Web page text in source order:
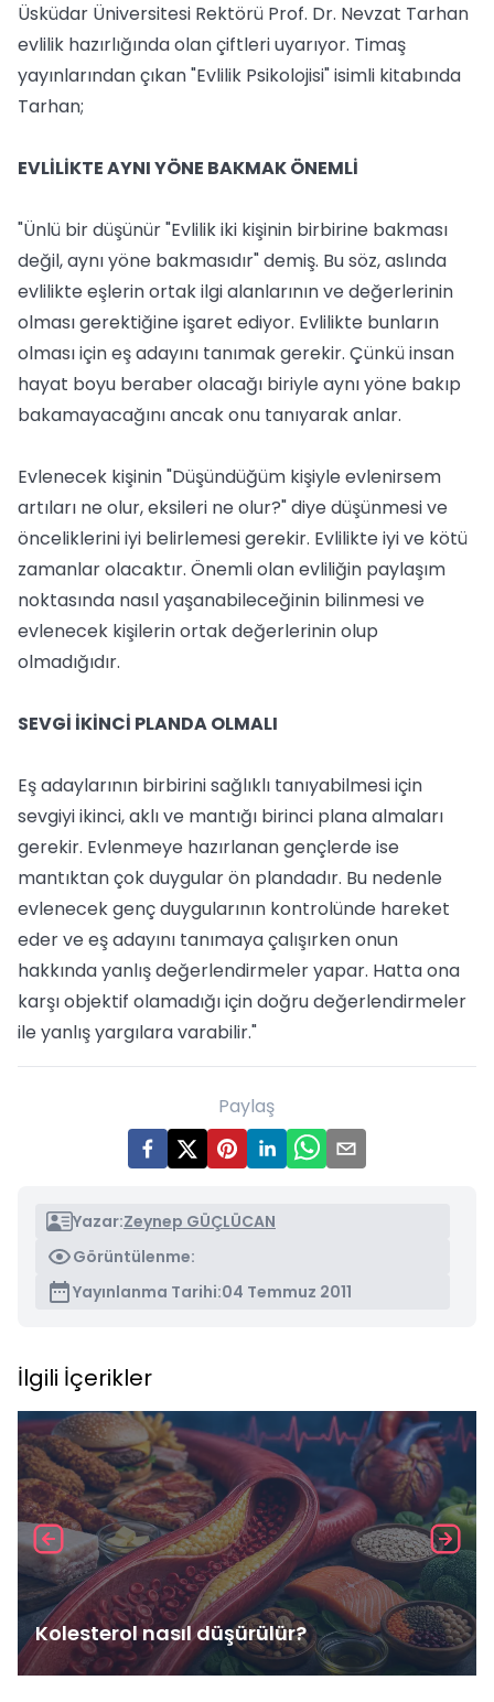
Üsküdar Üniversitesi Rektörü Prof. Dr. Nevzat Tarhan
evlilik hazırlığında olan çiftleri uyarıyor. Timaş
yayınlarından çıkan "Evlilik Psikolojisi" isimli kitabında
Tarhan;
EVLİLİKTE AYNI YÖNE BAKMAK ÖNEMLİ
"Ünlü bir düşünür "Evlilik iki kişinin birbirine bakması
değil, aynı yöne bakmasıdır" demiş. Bu söz, aslında
evlilikte eşlerin ortak ilgi alanlarının ve değerlerinin
olması gerektiğine işaret ediyor. Evlilikte bunların
olması için eş adayını tanımak gerekir. Çünkü insan
hayat boyu beraber olacağı biriyle aynı yöne bakıp
bakamayacağını ancak onu tanıyarak anlar.
Evlenecek kişinin "Düşündüğüm kişiyle evlenirsem
artıları ne olur, eksileri ne olur?" diye düşünmesi ve
önceliklerini iyi belirlemesi gerekir. Evlilikte iyi ve kötü
zamanlar olacaktır. Önemli olan evliliğin paylaşım
noktasında nasıl yaşanabileceğinin bilinmesi ve
evlenecek kişilerin ortak değerlerinin olup
olmadığıdır.
SEVGİ İKİNCİ PLANDA OLMALI
Eş adaylarının birbirini sağlıklı tanıyabilmesi için
sevgiyi ikinci, aklı ve mantığı birinci plana almaları
gerekir. Evlenmeye hazırlanan gençlerde ise
mantıktan çok duygular ön plandadır. Bu nedenle
evlenecek genç duygularının kontrolünde hareket
eder ve eş adayını tanımaya çalışırken onun
hakkında yanlış değerlendirmeler yapar. Hatta ona
karşı objektif olamadığı için doğru değerlendirmeler
ile yanlış yargılara varabilir."
Paylaş
Yazar:Zeynep GÜÇLÜCAN
Görüntülenme:
Yayınlanma Tarihi:04 Temmuz 2011
İlgili İçerikler
Kolesterol nasıl düşürülür?